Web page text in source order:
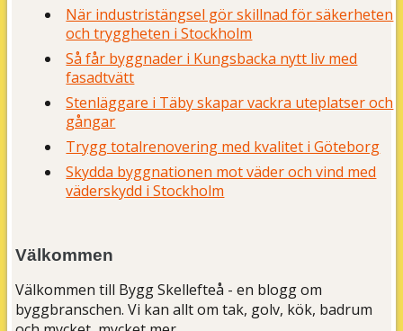
När industristängsel gör skillnad för säkerheten
och tryggheten i Stockholm
Så får byggnader i Kungsbacka nytt liv med
fasadtvätt
Stenläggare i Täby skapar vackra uteplatser och
gångar
Trygg totalrenovering med kvalitet i Göteborg
Skydda byggnationen mot väder och vind med
väderskydd i Stockholm
Välkommen
Välkommen till Bygg Skellefteå - en blogg om
byggbranschen. Vi kan allt om tak, golv, kök, badrum